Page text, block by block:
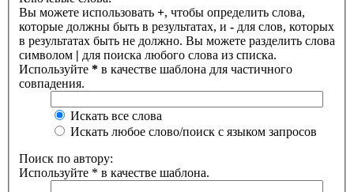
Вы можете использовать +, чтобы определить слова,
которые должны быть в результатах, и - для слов, которых
в результатах быть не должно. Вы можете разделить слова
символом | для поиска любого слова из списка.
Используйте * в качестве шаблона для частичного
совпадения.
Искать все слова
Искать любое слово/поиск с языком запросов
Поиск по автору:
Используйте * в качестве шаблона.